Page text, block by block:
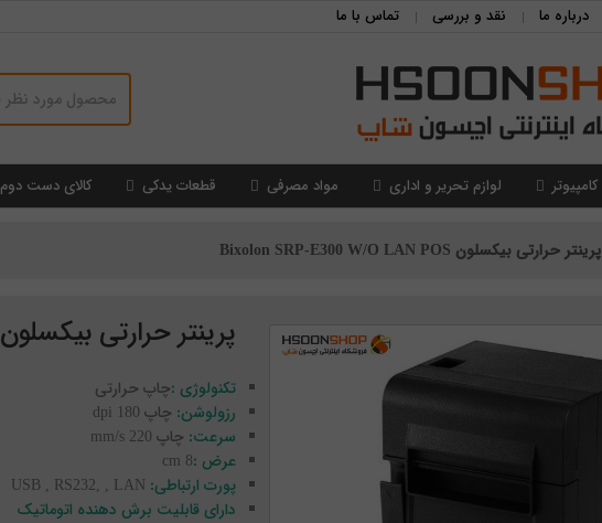
درباره ما نقد و بررسی تماس با ما
کامپیوتر لوازم تحریر و اداری مواد مصرفی قطعات یدکی کالای دست دوم
پرینتر حرارتی بیکسلون Bixolon SRP-E300 W/O LAN POS
پرینتر حرارتی بیکسلون Bixolon SRP-E300 W/O LAN POS
تکنولوژی :چاپ حرارتی
رزولوشن: چاپ 180 dpi
سرعت: چاپ 220 mm/s
عرض :8 cm
پورت ارتباطی:
دارای قابلیت برش دهنده اتوماتیک